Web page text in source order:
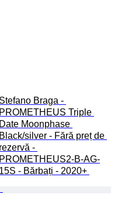
Stefano Braga -
PROMETHEUS Triple
Date Moonphase
Black/silver - Fără preț de
rezervă -
PROMETHEUS2-B-AG-
15S - Bărbați - 2020+